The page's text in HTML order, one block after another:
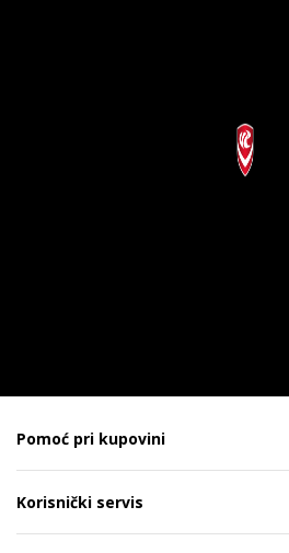
Pomoć pri kupovini
Korisnički servis